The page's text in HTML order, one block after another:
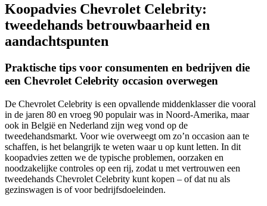
Koopadvies Chevrolet Celebrity:
tweedehands betrouwbaarheid en
aandachtspunten
Praktische tips voor consumenten en bedrijven die
een Chevrolet Celebrity occasion overwegen
De Chevrolet Celebrity is een opvallende middenklasser die vooral
in de jaren 80 en vroeg 90 populair was in Noord-Amerika, maar
ook in België en Nederland zijn weg vond op de
tweedehandsmarkt. Voor wie overweegt om zo’n occasion aan te
schaffen, is het belangrijk te weten waar u op kunt letten. In dit
koopadvies zetten we de typische problemen, oorzaken en
noodzakelijke controles op een rij, zodat u met vertrouwen een
tweedehands Chevrolet Celebrity kunt kopen – of dat nu als
gezinswagen is of voor bedrijfsdoeleinden.